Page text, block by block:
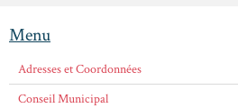
Menu
Adresses et Coordonnées
Conseil Municipal